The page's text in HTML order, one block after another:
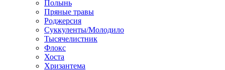
Полынь
Пряные травы
Роджерсия
Суккуленты/Молодило
Тысячелистник
Флокс
Хоста
Хризантема